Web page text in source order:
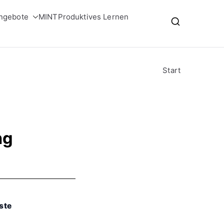
MINTProduktives Lernen
Start